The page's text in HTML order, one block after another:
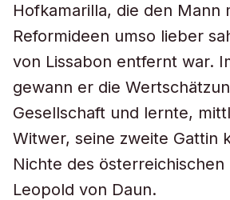
Hofkamarilla, die den Mann
Reformideen umso lieber
von Lissabon entfernt war.
gewann er die
Gesellschaft und lernte,
Witwer, seine zweite Gattin
Nichte des österreichischen
Leopold von Daun.